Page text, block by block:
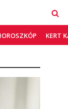
KERT